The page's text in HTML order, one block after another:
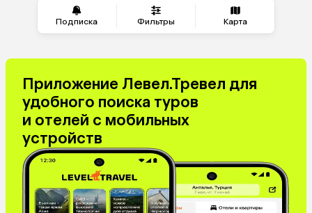
Подписка Фильтры Карта
Приложение Левел.Тревел для
удобного поиска туров
и отелей с мобильных
устройств